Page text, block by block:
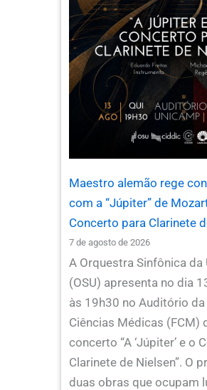
Maestro alemão rege
com a “Júpiter” de
Concerto para Clarinete
7 de agosto de 2026
A Orquestra Sinfônica da
(OSU) apresenta no dia
às 19h30 no Auditório
Ciências Médicas (FCM)
concerto “A ‘Júpiter’ e o
Clarinete de Nielsen”. O
duas obras que ocupam